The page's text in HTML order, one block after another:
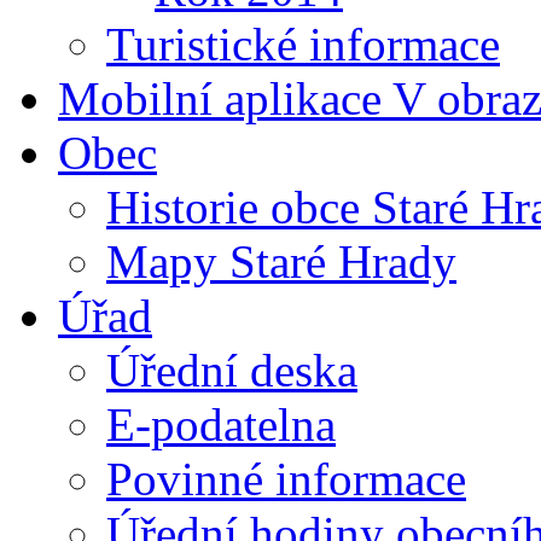
Turistické informace
Mobilní aplikace V
Obec
Historie obce Staré
Mapy Staré Hrady
Úřad
Úřední deska
E-podatelna
Povinné informace